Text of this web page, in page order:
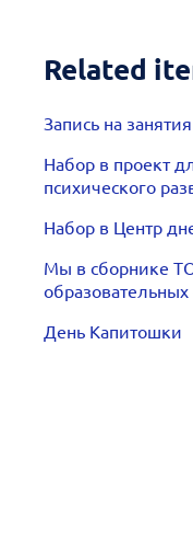
Related
Запись на
Набор в проект
психического
Набор в Центр
Мы в сборнике
День Капитошки